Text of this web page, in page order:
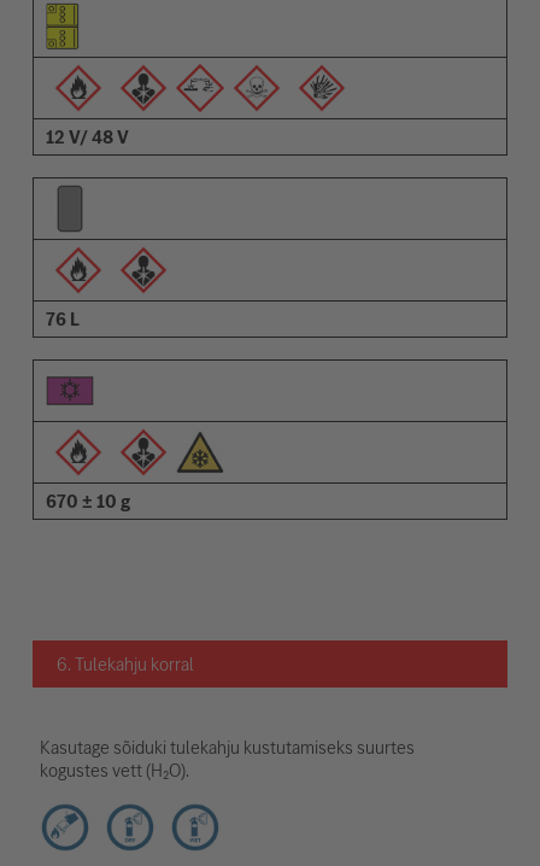
Osa pilt
Hoiatuste pilt
Kirjeldus
12 V/ 48 V
76 L
670 ± 10 g
6. Tulekahju korral
Kasutage sõiduki tulekahju kustutamiseks suurtes
kogustes vett (H₂O).